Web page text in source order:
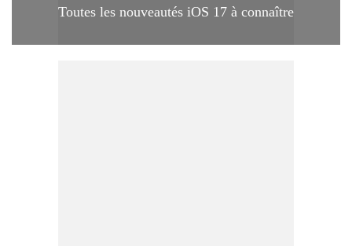
Toutes les nouveautés iOS 17 à connaître